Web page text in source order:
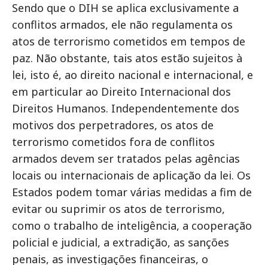
Sendo que o DIH se aplica exclusivamente a
conflitos armados, ele não regulamenta os
atos de terrorismo cometidos em tempos de
paz. Não obstante, tais atos estão sujeitos à
lei, isto é, ao direito nacional e internacional, e
em particular ao Direito Internacional dos
Direitos Humanos. Independentemente dos
motivos dos perpetradores, os atos de
terrorismo cometidos fora de conflitos
armados devem ser tratados pelas agências
locais ou internacionais de aplicação da lei. Os
Estados podem tomar várias medidas a fim de
evitar ou suprimir os atos de terrorismo,
como o trabalho de inteligência, a cooperação
policial e judicial, a extradição, as sanções
penais, as investigações financeiras, o